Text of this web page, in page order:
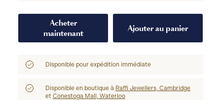
Acheter
maintenant
Ajouter au panier
Disponible pour expédition immédiate
Disponible en boutique à Raffi Jewellers, Cambridge
et Conestoga Mall, Waterloo